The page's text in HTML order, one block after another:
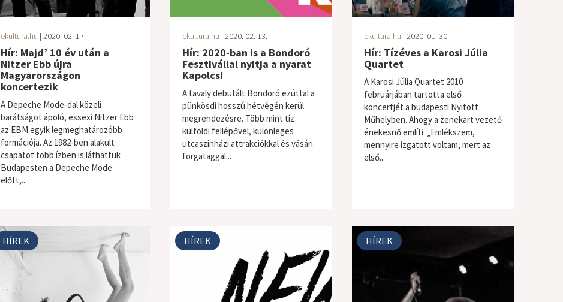
ekultura.hu | 2020. 02. 17.
Hír: Majd’ 10 év után a
Nitzer Ebb újra
Magyarországon
koncertezik
A Depeche Mode-dal közeli
barátságot ápoló, essexi Nitzer Ebb
az EBM egyik legmeghatározóbb
formációja. Az 1982-ben alakult
csapatot több ízben is láthattuk
Budapesten a Depeche Mode
előtt,...
ekultura.hu | 2020. 02. 13.
Hír: 2020-ban is a Bondoró
Fesztivállal nyitja a nyarat
Kapolcs!
A tavaly debütált Bondoró ezúttal a
pünkösdi hosszú hétvégén kerül
megrendezésre. Több mint tíz
külföldi fellépővel, különleges
utcaszínházi attrakciókkal és vásári
forgataggal...
ekultura.hu | 2020. 01. 30.
Hír: Tízéves a Karosi Júlia
Quartet
A Karosi Júlia Quartet 2010
februárjában tartotta első
koncertjét a budapesti Nyitott
Műhelyben. Ahogy a zenekart vezető
énekesnő említi: „Emlékszem,
mennyire izgatott voltam, mert az
első...
HÍREK HÍREK HÍREK